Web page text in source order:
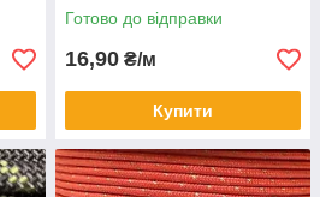
Готово до відправки
16,90 ₴/м
Купити